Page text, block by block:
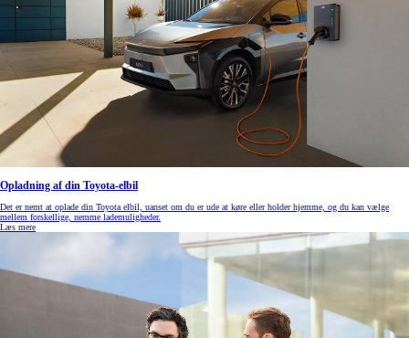
Opladning af din Toyota-elbil
Det er nemt at oplade din Toyota elbil, uanset om du er ude at køre eller holder hjemme, og du kan vælge
mellem forskellige, nemme lademuligheder.
Læs mere